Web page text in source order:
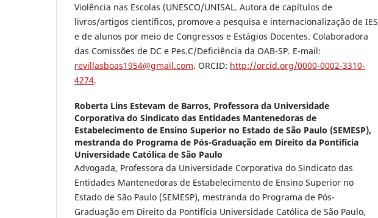
Violência nas Escolas (UNESCO/UNISAL. Autora de capítulos de
livros/artigos científicos, promove a pesquisa e internacionalização de IES
e de alunos por meio de Congressos e Estágios Docentes. Colaboradora
das Comissões de DC e Pes.C/Deficiência da OAB-SP. E-mail:
revillasboas1954@gmail.com. ORCID: http://orcid.org/0000-0002-3310-
4274.
Roberta Lins Estevam de Barros, Professora da Universidade
Corporativa do Sindicato das Entidades Mantenedoras de
Estabelecimento de Ensino Superior no Estado de São Paulo (SEMESP),
mestranda do Programa de Pós-Graduação em Direito da Pontifícia
Universidade Católica de São Paulo
Advogada, Professora da Universidade Corporativa do Sindicato das
Entidades Mantenedoras de Estabelecimento de Ensino Superior no
Estado de São Paulo (SEMESP), mestranda do Programa de Pós-
Graduação em Direito da Pontifícia Universidade Católica de São Paulo,